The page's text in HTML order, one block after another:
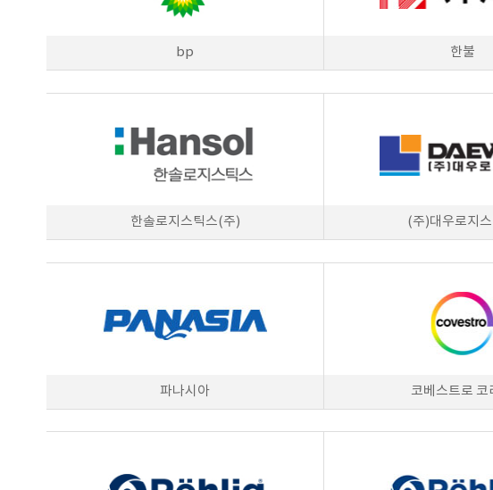
bp 한불
한솔로지스틱스(주) (주)대우로지
파나시아 코베스트로 코